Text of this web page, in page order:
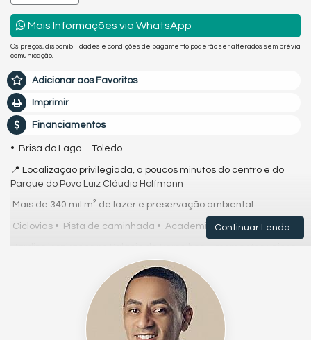
Mais Informações via WhatsApp
Os preços, disponibilidades e condições de pagamento poderão ser alterados sem prévia
comunicação.
Adicionar aos Favoritos
Imprimir
Financiamentos
• Brisa do Lago – Toledo
📍 Localização privilegiada, a poucos minutos do centro e do
Parque do Povo Luiz Cláudio Hoffmann
Mais de 340 mil m² de lazer e preservação ambiental
Ciclovias • Pista de caminhada • Academia ao ar livre
213 lotes planejados
• Tamanhos: 360 m² a 600 m²
• Ruas amplas e quadras simétricas
Continuar Lendo...